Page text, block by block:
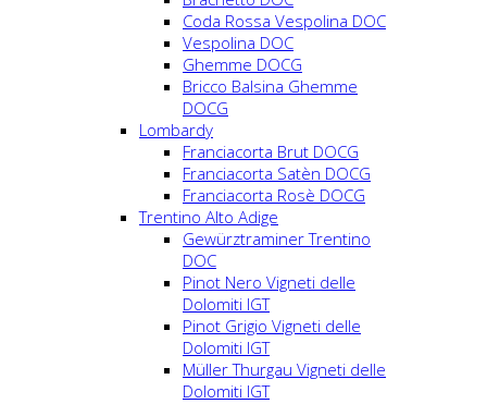
Coda Rossa Vespolina DOC
Vespolina DOC
Ghemme DOCG
Bricco Balsina Ghemme
DOCG
Lombardy
Franciacorta Brut DOCG
Franciacorta Satèn DOCG
Franciacorta Rosè DOCG
Trentino Alto Adige
Gewürztraminer Trentino
DOC
Pinot Nero Vigneti delle
Dolomiti IGT
Pinot Grigio Vigneti delle
Dolomiti IGT
Müller Thurgau Vigneti delle
Dolomiti IGT